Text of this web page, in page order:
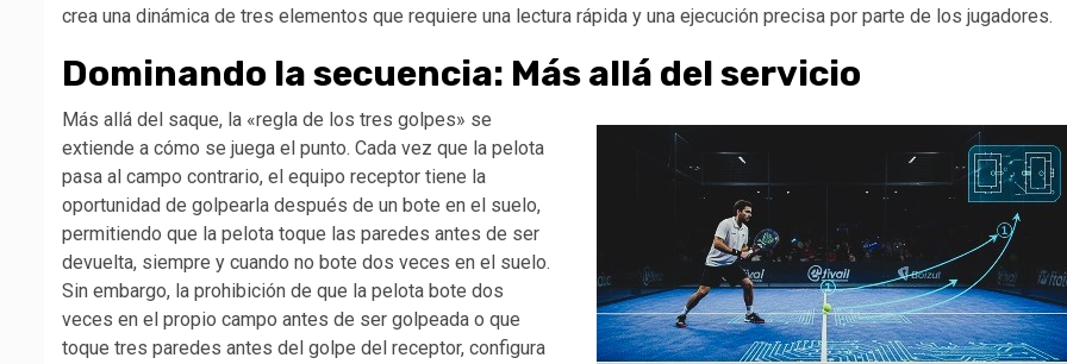
crea una dinámica de tres elementos que requiere una lectura rápida y una ejecución precisa por parte de los jugadores.
Dominando la secuencia: Más allá del servicio
Más allá del saque, la «regla de los tres golpes» se
extiende a cómo se juega el punto. Cada vez que la pelota
pasa al campo contrario, el equipo receptor tiene la
oportunidad de golpearla después de un bote en el suelo,
permitiendo que la pelota toque las paredes antes de ser
devuelta, siempre y cuando no bote dos veces en el suelo.
Sin embargo, la prohibición de que la pelota bote dos
veces en el propio campo antes de ser golpeada o que
toque tres paredes antes del golpe del receptor, configura